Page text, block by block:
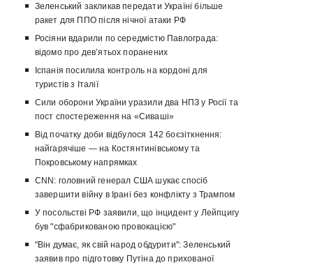
Зеленський закликав передати Україні більше
ракет для ППО після нічної атаки РФ
Росіяни вдарили по середмістю Павлограда:
відомо про девʼятьох поранених
Іспанія посилила контроль на кордоні для
туристів з Італії
Сили оборони України уразили два НПЗ у Росії та
пост спостереження на «Сиваші»
Від початку доби відбулося 142 боєзіткнення:
найгарячіше — на Костянтинівському та
Покровському напрямках
CNN: головний генерал США шукає спосіб
завершити війну в Ірані без конфлікту з Трампом
У посольстві РФ заявили, що інцидент у Лейпцигу
був "сфабрикованою провокацією"
"Він думає, як свій народ обдурити": Зеленський
заявив про підготовку Путіна до прихованої